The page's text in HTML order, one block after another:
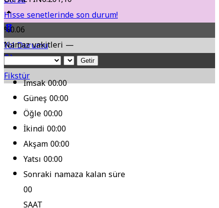
Hisse senetlerinde son durum!
Yol Durumu
Fikstür
%0.06
Namaz vakitleri —
Getir
İmsak00:00
Güneş00:00
Öğle00:00
İkindi00:00
Akşam00:00
Yatsı00:00
Sonraki namaza kalan süre
00
SAAT